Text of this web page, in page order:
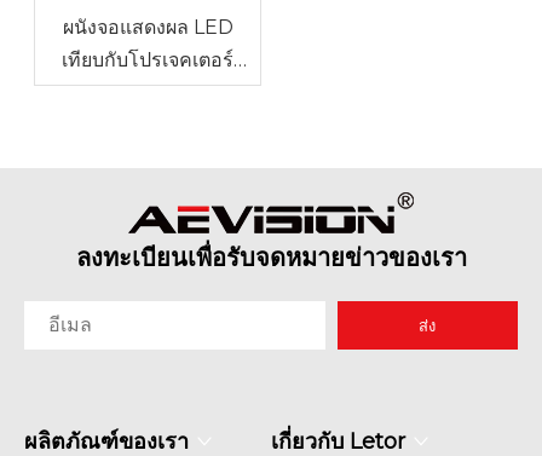
ผนังจอแสดงผล LED
เทียบกับโปรเจคเตอร์
สำหรับพื้นที่การประชุม
ลงทะเบียนเพื่อรับจดหมายข่าวของเรา
ส่ง
ผลิตภัณฑ์ของเรา เกี่ยวกับ Letor